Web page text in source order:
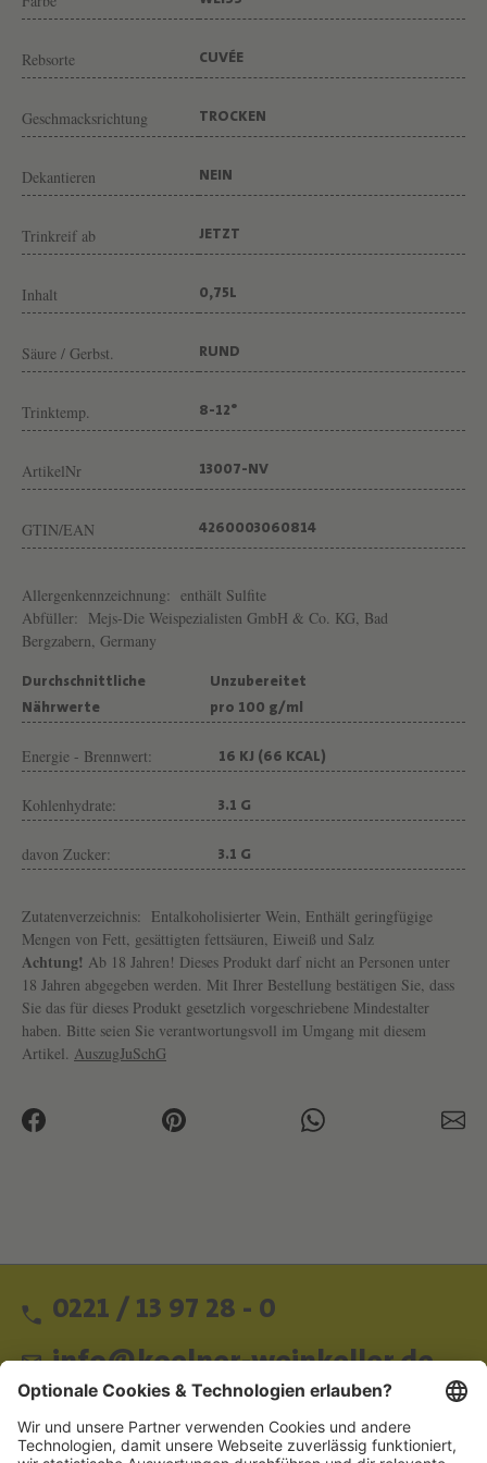
R
E
I
V
O
N
W
E
N
G
U
T
M
E
J
S
Rebsorte CUVÉE
Geschmacksrichtung TROCKEN
Dekantieren NEIN
Trinkreif ab JETZT
Inhalt 0,75L
Säure / Gerbst. RUND
Trinktemp. 8-12°
ArtikelNr 13007-NV
GTIN/EAN 4260003060814
Allergenkennzeichnung: enthält Sulfite
Abfüller: Mejs-Die Weispezialisten GmbH & Co. KG, Bad
Bergzabern, Germany
Durchschnittliche
Nährwerte
Unzubereitet
pro 100 g/ml
Energie - Brennwert: 16 KJ (66 KCAL)
Kohlenhydrate: 3.1 G
davon Zucker: 3.1 G
Zutatenverzeichnis: Entalkoholisierter Wein, Enthält geringfügige
Mengen von Fett, gesättigten fettsäuren, Eiweiß und Salz
Achtung! Ab 18 Jahren! Dieses Produkt darf nicht an Personen unter
18 Jahren abgegeben werden. Mit Ihrer Bestellung bestätigen Sie, dass
Sie das für dieses Produkt gesetzlich vorgeschriebene Mindestalter
haben. Bitte seien Sie verantwortungsvoll im Umgang mit diesem
Artikel. AuszugJuSchG
0221 / 13 97 28 - 0
info@koelner-weinkeller.de
Schnellzugriff